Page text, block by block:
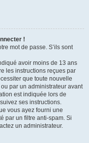
!
mot de passe. S’ils sont
avoir moins de 13 ans
les instructions reçues par
que toute nouvelle
par un administrateur avant
est indiquée lors de
ses instructions.
vous ayez fourni une
par un filtre anti-spam. Si
un administrateur.